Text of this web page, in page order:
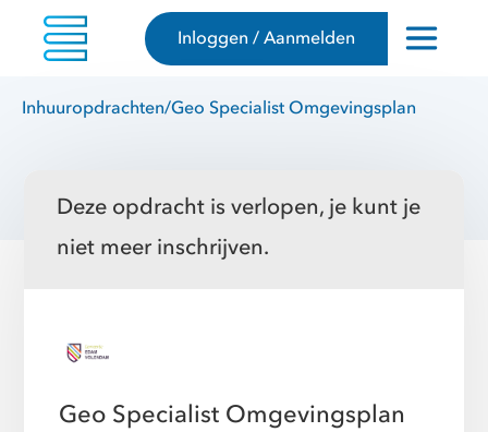
Inloggen / Aanmelden
Inhuuropdrachten/Geo Specialist Omgevingsplan
Deze opdracht is verlopen, je kunt je
niet meer inschrijven.
Geo Specialist Omgevingsplan